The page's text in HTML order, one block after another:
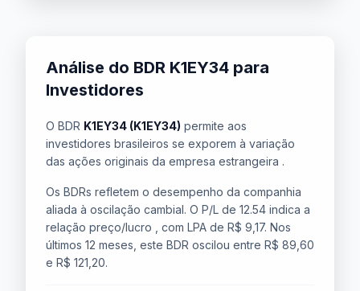
Análise do BDR K1EY34 para
Investidores
O BDR K1EY34 (K1EY34) permite aos
investidores brasileiros se exporem à variação
das ações originais da empresa estrangeira .
Os BDRs refletem o desempenho da companhia
aliada à oscilação cambial. O P/L de 12.54 indica a
relação preço/lucro , com LPA de R$ 9,17. Nos
últimos 12 meses, este BDR oscilou entre R$ 89,60
e R$ 121,20.